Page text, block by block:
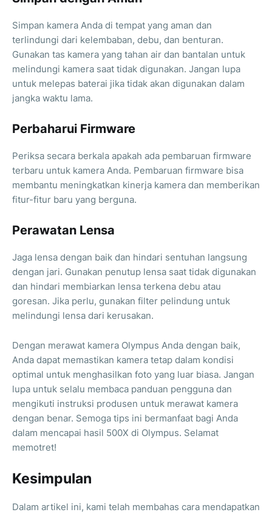
Simpan kamera Anda di tempat yang aman dan
terlindungi dari kelembaban, debu, dan benturan.
Gunakan tas kamera yang tahan air dan bantalan untuk
melindungi kamera saat tidak digunakan. Jangan lupa
untuk melepas baterai jika tidak akan digunakan dalam
jangka waktu lama.
Perbaharui Firmware
Periksa secara berkala apakah ada pembaruan firmware
terbaru untuk kamera Anda. Pembaruan firmware bisa
membantu meningkatkan kinerja kamera dan memberikan
fitur-fitur baru yang berguna.
Perawatan Lensa
Jaga lensa dengan baik dan hindari sentuhan langsung
dengan jari. Gunakan penutup lensa saat tidak digunakan
dan hindari membiarkan lensa terkena debu atau
goresan. Jika perlu, gunakan filter pelindung untuk
melindungi lensa dari kerusakan.
Dengan merawat kamera Olympus Anda dengan baik,
Anda dapat memastikan kamera tetap dalam kondisi
optimal untuk menghasilkan foto yang luar biasa. Jangan
lupa untuk selalu membaca panduan pengguna dan
mengikuti instruksi produsen untuk merawat kamera
dengan benar. Semoga tips ini bermanfaat bagi Anda
dalam mencapai hasil 500X di Olympus. Selamat
memotret!
Kesimpulan
Dalam artikel ini, kami telah membahas cara mendapatkan